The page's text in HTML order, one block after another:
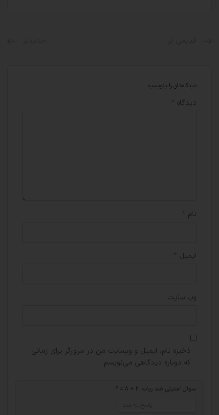
دیدگاهتان را بنویسید
دیدگاه
نام
ایمیل
وب‌ سایت
ذخیره نام، ایمیل و وبسایت من در مرورگر برای زمانی
که دوباره دیدگاهی می‌نویسم.
سوال امنیتی ضد ربات: 2 + 8 = ؟